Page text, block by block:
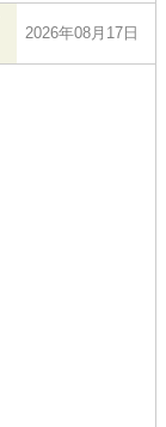
2026年08月17日